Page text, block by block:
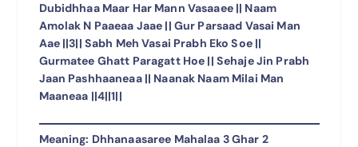
Dubidhhaa Maar Har Mann Vasaaee || Naam
Amolak N Paaeaa Jaae || Gur Parsaad Vasai Man
Aae ||3|| Sabh Meh Vasai Prabh Eko Soe ||
Gurmatee Ghatt Paragatt Hoe || Sehaje Jin Prabh
Jaan Pashhaaneaa || Naanak Naam Milai Man
Maaneaa ||4||1||
Meaning: Dhhanaasaree Mahalaa 3 Ghar 2